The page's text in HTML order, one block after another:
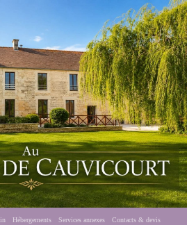
Hébergements Services annexes Contacts & devis